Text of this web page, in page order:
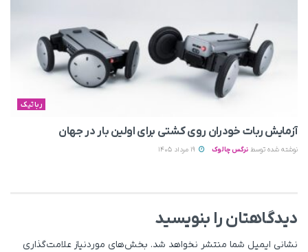
رباتیک
آزمایش ربات خودران روی کشتی برای اولین بار در جهان
نوشته شده توسط نرگس چالوک
دیدگاهتان را بنویسید
نشانی ایمیل شما منتشر نخواهد شد. بخش‌های موردنیاز علامت‌گذاری